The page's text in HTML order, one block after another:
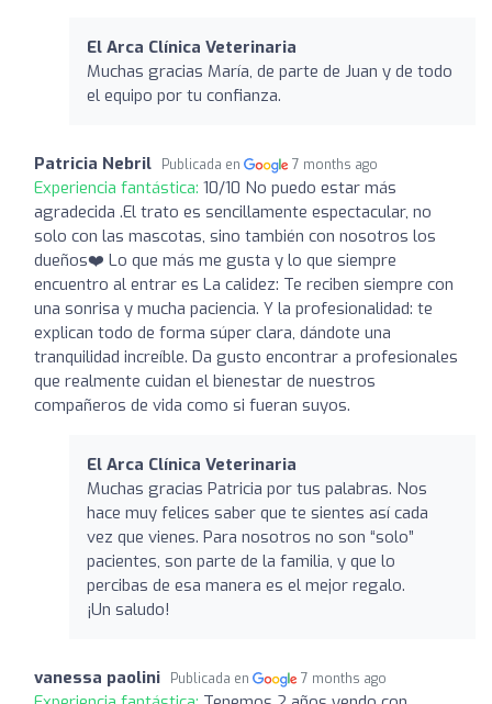
El Arca Clínica Veterinaria
Muchas gracias María, de parte de Juan y de todo
el equipo por tu confianza.
Patricia Nebril Publicada en 7 months ago
Experiencia fantástica: 10/10 No puedo estar más
agradecida .El trato es sencillamente espectacular, no
solo con las mascotas, sino también con nosotros los
dueños❤️ Lo que más me gusta y lo que siempre
encuentro al entrar es La calidez: Te reciben siempre con
una sonrisa y mucha paciencia. Y la profesionalidad: te
explican todo de forma súper clara, dándote una
tranquilidad increíble. Da gusto encontrar a profesionales
que realmente cuidan el bienestar de nuestros
compañeros de vida como si fueran suyos.
El Arca Clínica Veterinaria
Muchas gracias Patricia por tus palabras. Nos
hace muy felices saber que te sientes así cada
vez que vienes. Para nosotros no son “solo”
pacientes, son parte de la familia, y que lo
percibas de esa manera es el mejor regalo.
¡Un saludo!
vanessa paolini Publicada en 7 months ago